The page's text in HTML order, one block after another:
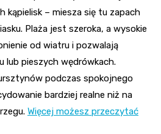
kąpielisk – miesza się tu zapach
Plaża jest szeroka, a wysokie
od wiatru i pozwalają
lub pieszych wędrówkach.
podczas spokojnego
bardziej realne niż na
Więcej możesz przeczytać